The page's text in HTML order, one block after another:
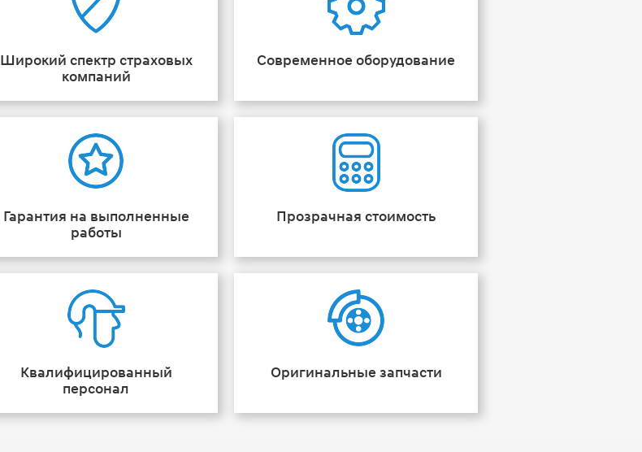
Широкий спектр страховых
компаний
Современное оборудование
Гарантия на выполненные
работы
Прозрачная стоимость
Квалифицированный
персонал
Оригинальные запчасти